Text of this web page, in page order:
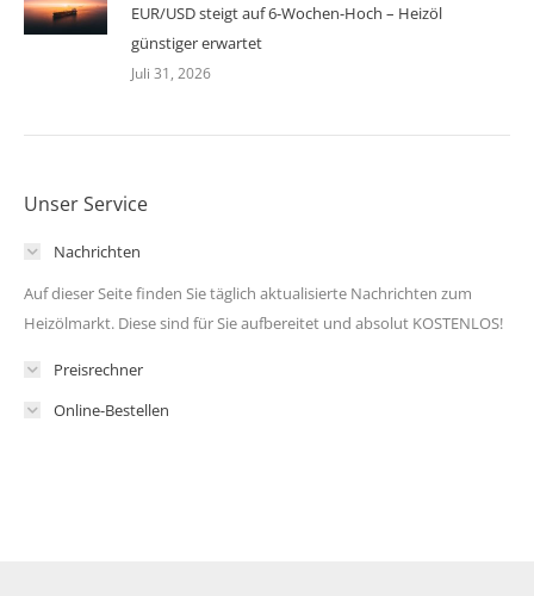
EUR/USD steigt auf 6-Wochen-Hoch – Heizöl
günstiger erwartet
Juli 31, 2026
Unser Service
Nachrichten
Auf dieser Seite finden Sie täglich aktualisierte Nachrichten zum
Heizölmarkt. Diese sind für Sie aufbereitet und absolut KOSTENLOS!
Preisrechner
Online-Bestellen